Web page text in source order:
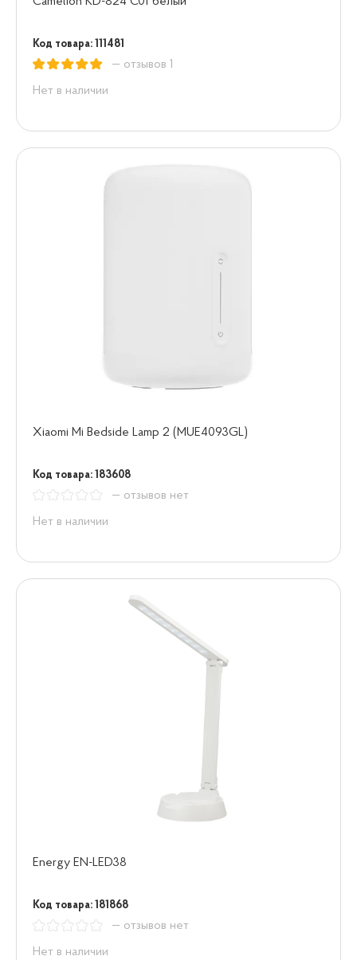
Код товара: 111481
— отзывов 1
Нет в наличии
Xiaomi Mi Bedside Lamp 2 (MUE4093GL)
Код товара: 183608
— отзывов нет
Нет в наличии
Energy EN-LED38
Код товара: 181868
— отзывов нет
Нет в наличии